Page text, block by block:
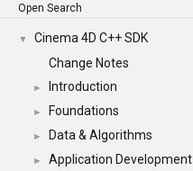
Open Search
▼
Cinema 4D C++ SDK
Change Notes
► Introduction
► Foundations
► Data & Algorithms
► Application Development